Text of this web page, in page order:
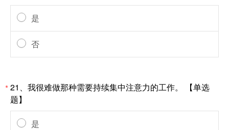
是
否
*21、我很难做那种需要持续集中注意力的工作。 【单选
题】
是